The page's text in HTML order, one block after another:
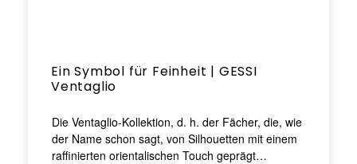
Ein Symbol für Feinheit | GESSI
Ventaglio
Die Ventaglio-Kollektion, d. h. der Fächer, die, wie
der Name schon sagt, von Silhouetten mit einem
raffinierten orientalischen Touch geprägt…